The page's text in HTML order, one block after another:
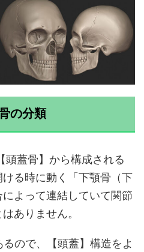
の分類
頭蓋骨】から構成される
る時に動く「下顎骨（下
よって連結していて関節
ありません。
るので、【頭蓋】構造をよ